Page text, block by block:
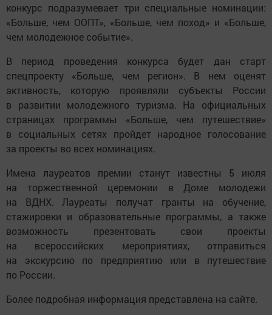
конкурс подразумевает три специальные номинации:
«Больше, чем ООПТ», «Больше, чем поход» и «Больше,
чем молодежное событие».
В период проведения конкурса будет дан старт
спецпроекту «Больше, чем регион». В нем оценят
активность, которую проявляли субъекты России
в развитии молодежного туризма. На официальных
страницах программы «Больше, чем путешествие»
в социальных сетях пройдет народное голосование
за проекты во всех номинациях.
Имена лауреатов премии станут известны 5 июля
на торжественной церемонии в Доме молодежи
на ВДНХ. Лауреаты получат гранты на обучение,
стажировки и образовательные программы, а также
возможность презентовать свои проекты
на всероссийских мероприятиях, отправиться
на экскурсию по предприятию или в путешествие
по России.
Более подробная информация представлена на сайте.